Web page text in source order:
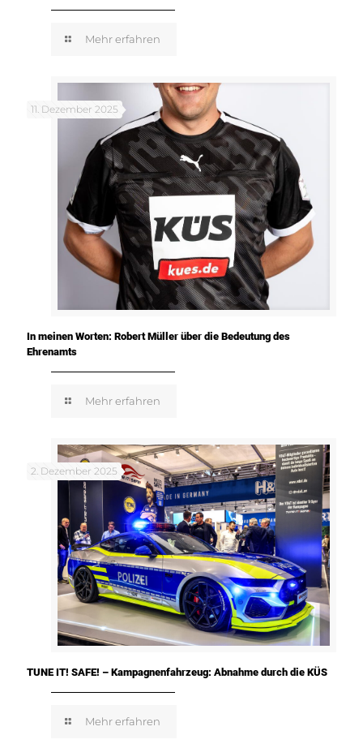
Mehr erfahren
11. Dezember 2025
In meinen Worten: Robert Müller über die Bedeutung des
Ehrenamts
Mehr erfahren
2. Dezember 2025
TUNE IT! SAFE! – Kampagnenfahrzeug: Abnahme durch die KÜS
Mehr erfahren